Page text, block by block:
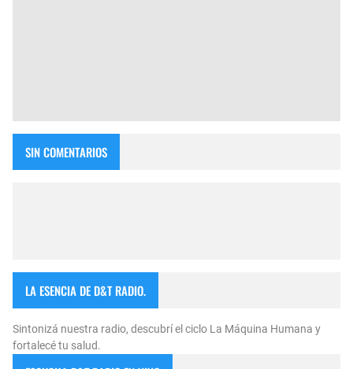
SIN COMENTARIOS
LA ESENCIA DE D&T RADIO.
Sintonizá nuestra radio, descubrí el ciclo La Máquina Humana y
fortalecé tu salud.